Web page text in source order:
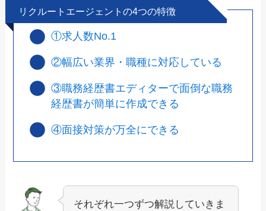
リクルートエージェントの4つの特徴
①求人数No.1
②幅広い業界・職種に対応している
③職務経歴書エディターで面倒な職務
経歴書が簡単に作成できる
④面接対策が万全にできる
それぞれ一つずつ解説していきま